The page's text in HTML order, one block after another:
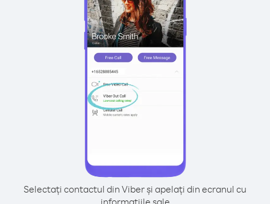
Selectați contactul din Viber și apelați din ecranul cu
informațiile sale